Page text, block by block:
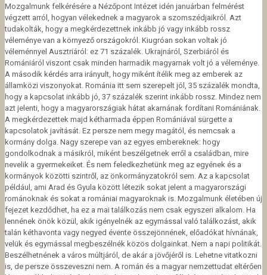
Mozgalmunk felkérésére a Nézőpont Intézet idén januárban felmérést
végzett arról, hogyan vélekednek a magyarok a szomszédjaikról. Azt
tudakolták, hogy a megkérdezettnek inkább jó vagy inkább rossz
véleménye van a környező országokról. Kiugróan sokan voltak jó
véleménnyel Ausztriáról: ez 71 százalék. Ukrajnáról, Szerbiáról és
Romániáról viszont csak minden harmadik magyarnak volt jó a véleménye.
A második kérdés arra irányult, hogy miként ítélik meg az emberek az
államközi viszonyokat. Románia itt sem szerepelt jól, 35 százalék mondta,
hogy a kapcsolat inkább jó, 37 százalék szerint inkább rossz. Mindez nem
azt jelenti, hogy a magyarországiak hátat akarnának fordítani Romániának.
A megkérdezettek majd kétharmada éppen Romániával sürgette a
kapcsolatok javítását. Ez persze nem megy magától, és nemcsak a
kormány dolga. Nagy szerepe van az egyes embereknek: hogy
gondolkodnak a másikról, miként beszélgetnek erről a családban, mire
nevelik a gyermekeiket. És nem feledkezhetünk meg az egyének és a
kormányok közötti szintről, az önkormányzatokról sem. Az a kapcsolat
például, ami Arad és Gyula között létezik sokat jelent a magyarországi
románoknak és sokat a romániai magyaroknak is. Mozgalmunk életében új
fejezet kezdődhet, ha ez a mai találkozás nem csak egyszeri alkalom. Ha
lennének önök közül, akik igényelnék az egymással való találkozást, akik
talán kéthavonta vagy negyed évente összejönnének, előadókat hívnának,
velük és egymással megbeszélnék közös dolgainkat. Nem a napi politikát.
Beszélhetnének a város múltjáról, de akár a jövőjéről is. Lehetne vitatkozni
is, de persze összeveszni nem. A román és a magyar nemzettudat eltérően